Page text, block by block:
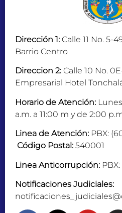
Dirección 1: Calle 11 No. 5-
Barrio Centro
Direccion 2: Calle 10 No.
Empresarial Hotel
Horario de Atención:
a.m. a 11:00 m y de 2:00
Linea de Atención: PBX:
Código Postal: 540001
Linea Anticorrupción:
Notificaciones Judiciales: